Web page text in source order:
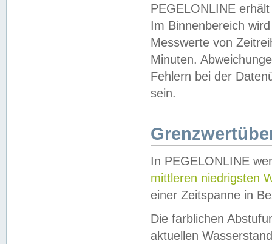
PEGELONLINE
Im Binnenbereich
Messwerte von
Minuten.
Fehlern bei der
sein.
In PEGELONLINE
mittleren niedrigsten
einer Zeitspanne in
Die farblichen
aktuellen